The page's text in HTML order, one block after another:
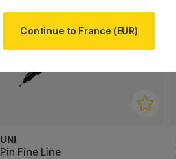
UNI
Pin Fine Line
Continue to France (EUR)